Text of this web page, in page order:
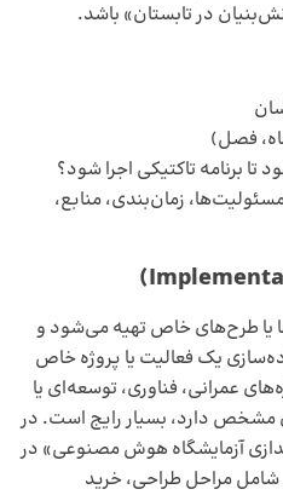
در تابستان» باشد.
فصل)
تا برنامه تاکتیکی اجرا شود؟
زمان‌بندی، منابع،
)
یا طرح‌های خاص تهیه می‌شود و
یک فعالیت یا پروژه خاص
عمرانی، فناوری، توسعه‌ای یا
مشخص دارد، بسیار رایج است. در
آزمایشگاه هوش مصنوعی» در
شامل مراحل طراحی، خرید